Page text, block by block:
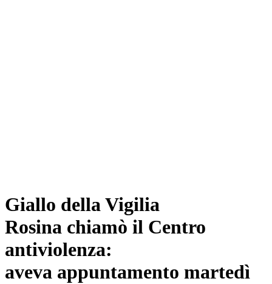
Giallo della Vigilia
Rosina chiamò il Centro
antiviolenza:
aveva appuntamento martedì